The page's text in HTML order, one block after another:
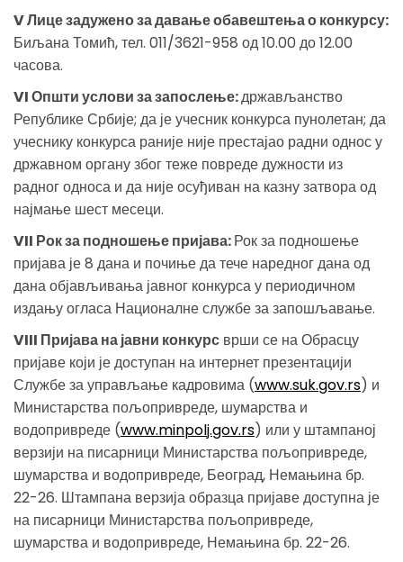
V Лице задужено за давање обавештења о конкурсу:
Биљана Томић, тел. 011/3621-958 од 10.00 до 12.00
часова.
VI Општи услови за запослење:држављанство
Републике Србије; да је учесник конкурса пунолетан; да
учеснику конкурса раније није престајао радни однос у
државном органу због теже повреде дужности из
радног односа и да није осуђиван на казну затвора од
најмање шест месеци.
VII Рок за подношење пријава:Рок за подношење
пријава је 8 дана и почиње да тече наредног дана од
дана објављивања јавног конкурса у периодичном
издању огласа Националне службе за запошљавање.
VIII Пријава на јавни конкурс врши се на Обрасцу
пријаве који је доступан на интернет презентацији
Службе за управљање кадровима (www.suk.gov.rs) и
Министарства пољопривреде, шумарства и
водопривреде (www.minpolj.gov.rs) или у штампаној
верзији на писарници Министарства пољопривреде,
шумарства и водопривреде, Београд, Немањина бр.
22-26. Штампана верзија образца пријаве доступна је
на писарници Министарства пољопривреде,
шумарства и водопривреде, Немањина бр. 22-26.